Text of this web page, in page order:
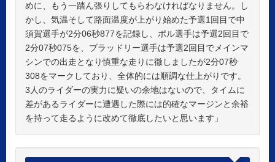
めに、もう一踏ん張りしてもらわなければなりません。し
かし、気温そして路面温度が上がり始めた予選1回目で中
須賀選手が2分06秒877を記録し、ポル選手は予選2回目で
2分07秒075を、ブラッドリー選手は予選2回目でメインマ
シンでの出走となり慎重な走りに徹しましたが2分07秒
308をマークしており、全体的には順調な仕上がりです。
3人のライダーの実力に疑いの余地はないので、タイムに
差があるライダーに遭遇した際には的確なマージンと余裕
を持って走るように改めて徹底したいと思います」